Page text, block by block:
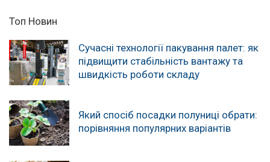
Топ Новин
Сучасні технології пакування палет: як
підвищити стабільність вантажу та
швидкість роботи складу
Який спосіб посадки полуниці обрати:
порівняння популярних варіантів